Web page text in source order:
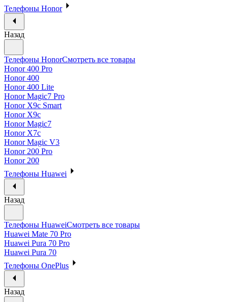
Телефоны Honor
Назад
Телефоны HonorСмотреть все товары
Honor 400 Pro
Honor 400
Honor 400 Lite
Honor Magic7 Pro
Honor X9c Smart
Honor X9c
Honor Magic7
Honor X7c
Honor Magic V3
Honor 200 Pro
Honor 200
Телефоны Huawei
Назад
Телефоны HuaweiСмотреть все товары
Huawei Mate 70 Pro
Huawei Pura 70 Pro
Huawei Pura 70
Телефоны OnePlus
Назад